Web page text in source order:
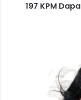
197 KPM